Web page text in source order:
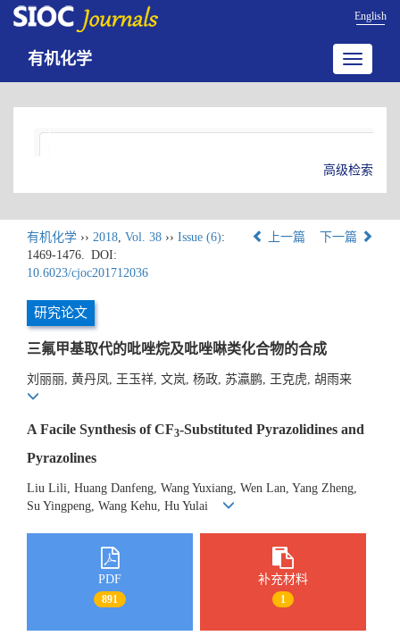
English
Toggle
有机化学
高级检索
有机化学 ›› 2018, Vol. 38 ›› Issue (6):
1469-1476. DOI:
10.6023/cjoc201712036
上一篇 下一篇
研究论文
三氟甲基取代的吡唑烷及吡唑啉类化合物的合成
刘丽丽, 黄丹凤, 王玉祥, 文岚, 杨政, 苏瀛鹏, 王克虎, 胡雨来
A Facile Synthesis of CF3-Substituted Pyrazolidines and
Pyrazolines
Liu Lili, Huang Danfeng, Wang Yuxiang, Wen Lan, Yang Zheng,
Su Yingpeng, Wang Kehu, Hu Yulai
PDF
891
补充材料
1